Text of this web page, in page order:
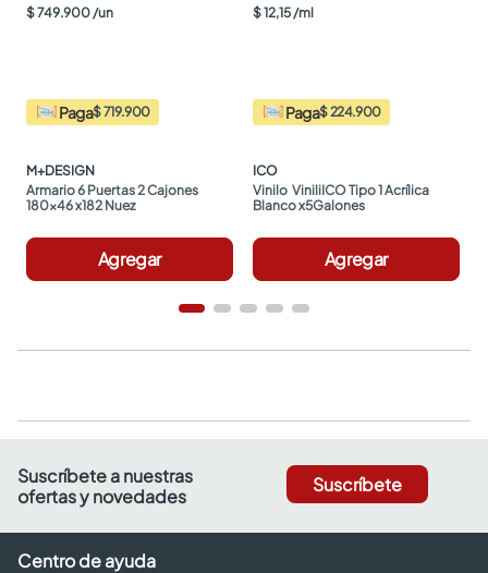
$749.900 /un
Paga$ 719.900
M+DESIGN
Armario 6 Puertas 2 Cajones
180x46 x182 Nuez
Agregar
$12,15 /ml
Paga$ 224.900
ICO
Vinilo  ViniliICO Tipo 1 Acrílica
Blanco x5Galones
Agregar
Suscríbete a nuestras
ofertas y novedades
Suscríbete
Centro de ayuda